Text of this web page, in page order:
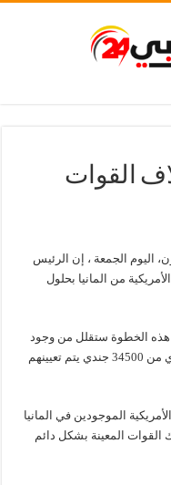
القوات
اليوم الجمعة ، إن الرئيس
من المانيا بحلول
الخطوة ستقلل من وجود
القوات الأمريكية في المانيا بمقدار 9500 جندي من 34500 جندي يتم تعيينهم
الموجودين في المانيا
بما في ذلك القوات المعينة بشكل دائم